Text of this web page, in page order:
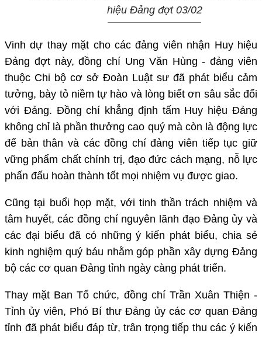
hiệu Đảng đợt 03/02
Vinh dự thay mặt cho các đảng viên nhận Huy hiệu
Đảng đợt này, đồng chí Ung Văn Hùng - đảng viên
thuộc Chi bộ cơ sở Đoàn Luật sư đã phát biểu cảm
tưởng, bày tỏ niềm tự hào và lòng biết ơn sâu sắc đối
với Đảng. Đồng chí khẳng định tấm Huy hiệu Đảng
không chỉ là phần thưởng cao quý mà còn là động lực
để bản thân và các đồng chí đảng viên tiếp tục giữ
vững phẩm chất chính trị, đạo đức cách mạng, nỗ lực
phấn đấu hoàn thành tốt mọi nhiệm vụ được giao.
Cũng tại buổi họp mặt, với tinh thần trách nhiệm và
tâm huyết, các đồng chí nguyên lãnh đạo Đảng ủy và
các đại biểu đã có những ý kiến phát biểu, chia sẻ
kinh nghiệm quý báu nhằm góp phần xây dựng Đảng
bộ các cơ quan Đảng tỉnh ngày càng phát triển.
Thay mặt Ban Tổ chức, đồng chí Trần Xuân Thiện -
Tỉnh ủy viên, Phó Bí thư Đảng ủy các cơ quan Đảng
tỉnh đã phát biểu đáp từ, trân trọng tiếp thu các ý kiến